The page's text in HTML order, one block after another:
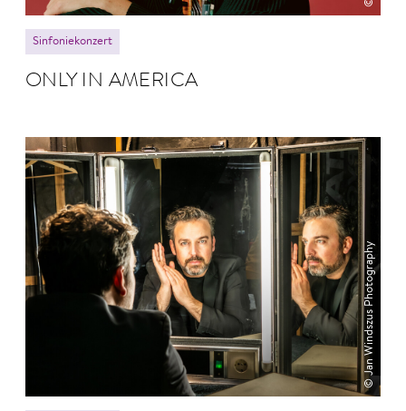
Sinfoniekonzert
ONLY IN AMERICA
© Jan Windszus Photography